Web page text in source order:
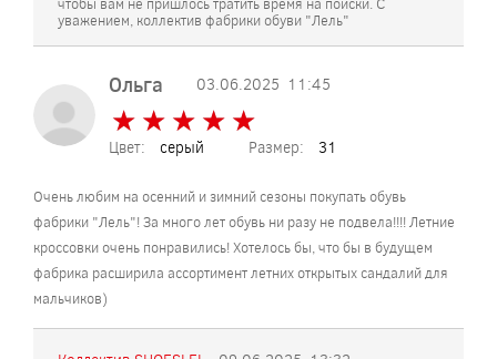
уважением, коллектив фабрики обуви "Лель"
Ольга 03.06.2025 11:45
★ ★ ★ ★ ★
★ ★ ★ ★ ★
Цвет: серый Размер: 31
Очень любим на осенний и зимний сезоны покупать обувь
фабрики "Лель"! За много лет обувь ни разу не подвела!!!! Летние
кроссовки очень понравились! Хотелось бы, что бы в будущем
фабрика расширила ассортимент летних открытых сандалий для
мальчиков)